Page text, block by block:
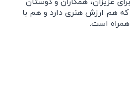
که هم ارزش هنری دارد و هم با
همراه است.